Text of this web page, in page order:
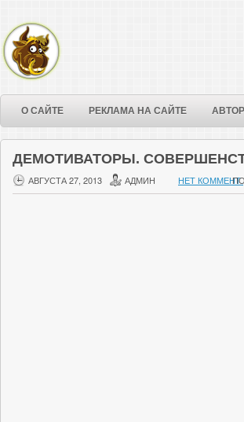
О САЙТЕ РЕКЛАМА НА САЙТЕ
ДЕМОТИВАТОРЫ.
АВГУСТА 27, 2013 АДМИН НЕТ КОММЕНТ.